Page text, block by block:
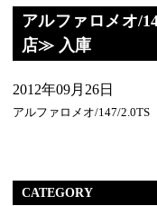
アルファロメオ/
店≫ 入庫
2012年09月26日
アルファロメオ/147/
CATEGORY